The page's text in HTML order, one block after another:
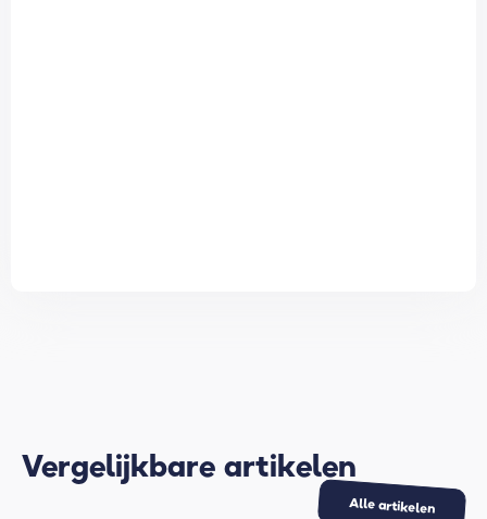
Vergelijkbare artikelen
Alle artikelen